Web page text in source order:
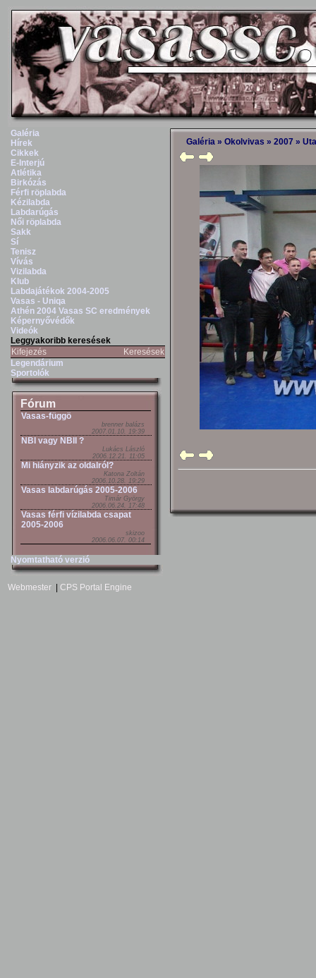
Galéria
Hírek
Cikkek
E-Interjú
Atlétika
Birkózás
Férfi röplabda
Kézilabda
Labdarúgás
Női röplabda
Sakk
Sí
Tenisz
Vívás
Vizilabda
Klub
Labdajátékok 2004-2005
Vasas - Uniqa
Athén 2004 Vasas SC eredmények
Képernyővédők
Videók
Leggyakoribb keresések
Kifejezés
Keresések
Legendárium
Sportolók
Fórum
Vasas-függö
brenner balázs
2007.01.10. 19:39
NBI vagy NBII ?
Lukács László
2006.12.21. 11:05
Mi hiányzik az oldalról?
Katona Zoltán
2006.10.28. 19:29
Vasas labdarúgás 2005-2006
Timár György
2006.06.24. 17:48
Vasas férfi vízilabda csapat
2005-2006
skizoo
2006.06.07. 00:14
Nyomtatható verzió
Galéria » Okolvivas » 2007 »
Webmester CPS Portal Engine